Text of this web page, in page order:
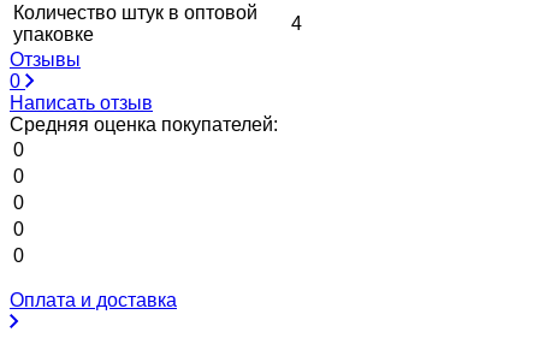
Количество штук в оптовой
упаковке
4
Отзывы
0
Написать отзыв
Средняя оценка покупателей:
0
0
0
0
0
Оплата и доставка